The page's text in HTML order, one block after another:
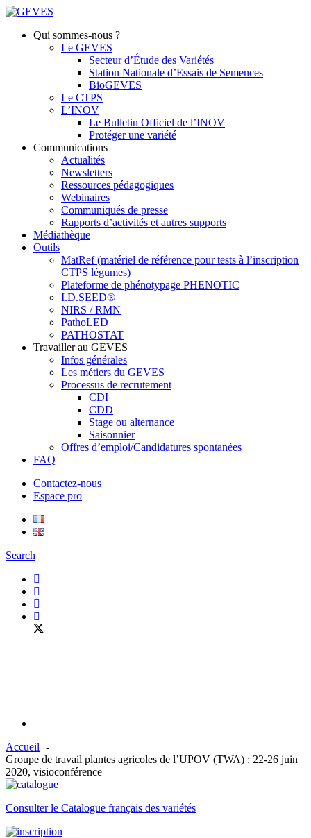
Qui sommes-nous ?
Le GEVES
Secteur d’Étude des Variétés
Station Nationale d’Essais de Semences
BioGEVES
Le CTPS
L’INOV
Le Bulletin Officiel de l’INOV
Protéger une variété
Communications
Actualités
Newsletters
Ressources pédagogiques
Webinaires
Communiqués de presse
Rapports d’activités et autres supports
Médiathèque
Outils
MatRef (matériel de référence pour tests à l’inscription
CTPS légumes)
Plateforme de phénotypage PHENOTIC
I.D.SEED®
NIRS / RMN
PathoLED
PATHOSTAT
Travailler au GEVES
Infos générales
Les métiers du GEVES
Processus de recrutement
CDI
CDD
Stage ou alternance
Saisonnier
Offres d’emploi/Candidatures spontanées
FAQ
Contactez-nous
Espace pro
Search
Accueil
Groupe de travail plantes agricoles de l’UPOV (TWA) : 22-26 juin
2020, visioconférence
Consulter le Catalogue français des variétés